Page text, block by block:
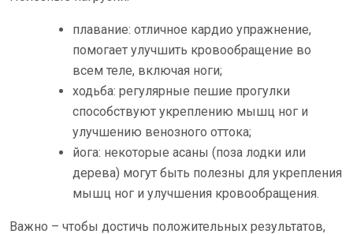
плавание: отличное кардио упражнение,
помогает улучшить кровообращение во
всем теле, включая ноги;
ходьба: регулярные пешие прогулки
способствуют укреплению мышц ног и
улучшению венозного оттока;
йога: некоторые асаны (поза лодки или
дерева) могут быть полезны для укрепления
мышц ног и улучшения кровообращения.
Важно – чтобы достичь положительных результатов,